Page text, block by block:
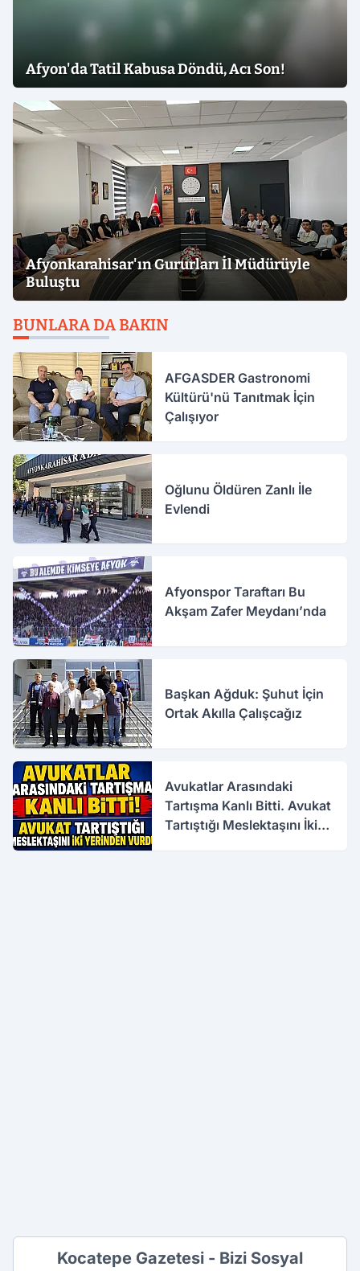
Afyon'da Tatil Kabusa Döndü, Acı Son!
Afyonkarahisar'ın Gururları İl Müdürüyle
Buluştu
BUNLARA DA BAKIN
AFGASDER Gastronomi
Kültürü'nü Tanıtmak İçin
Çalışıyor
Oğlunu Öldüren Zanlı İle
Evlendi
Afyonspor Taraftarı Bu
Akşam Zafer Meydanı’nda
Başkan Ağduk: Şuhut İçin
Ortak Akılla Çalışcağız
Avukatlar Arasındaki
Tartışma Kanlı Bitti. Avukat
Tartıştığı Meslektaşını İki
Kocatepe Gazetesi - Bizi Sosyal